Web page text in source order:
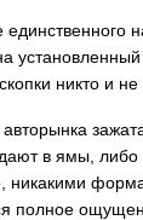
никто и
авторынка
в ямы, либо
никакими
полное